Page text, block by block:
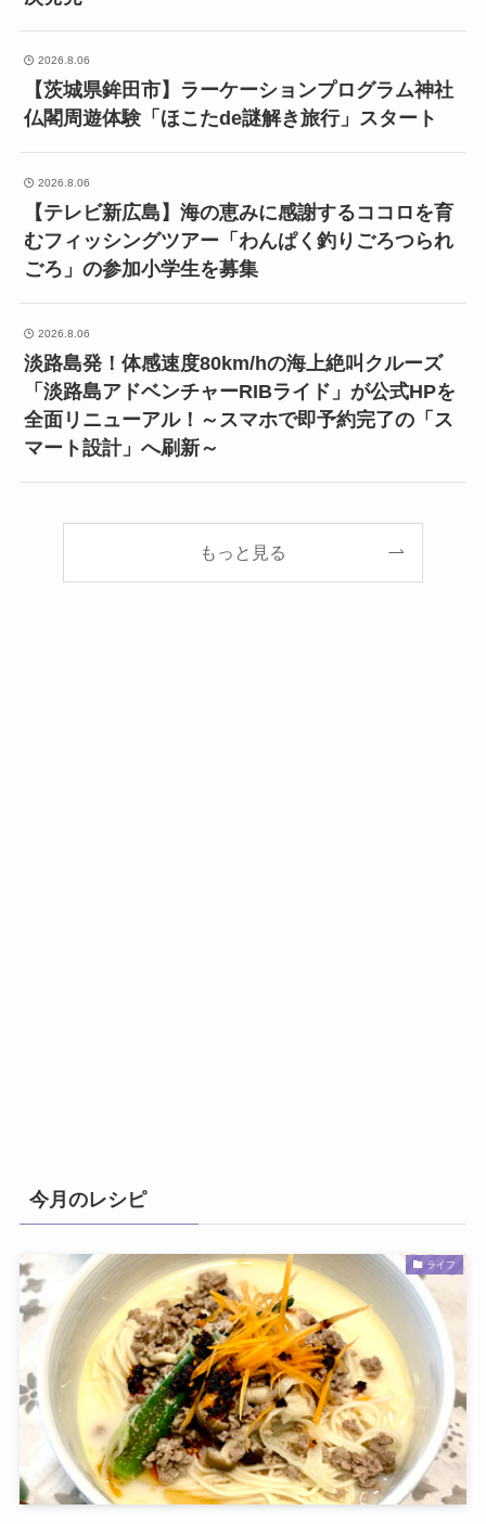
2026.8.06
【茨城県鉾田市】ラーケーションプログラム神社
仏閣周遊体験「ほこたde謎解き旅行」スタート
2026.8.06
【テレビ新広島】海の恵みに感謝するココロを育
むフィッシングツアー「わんぱく釣りごろつられ
ごろ」の参加小学生を募集
2026.8.06
淡路島発！体感速度80km/hの海上絶叫クルーズ
「淡路島アドベンチャーRIBライド」が公式HPを
全面リニューアル！～スマホで即予約完了の「ス
マート設計」へ刷新～
もっと見る
今月のレシピ
ライフ